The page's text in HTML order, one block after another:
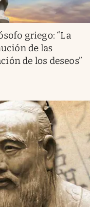
griego: “La
de las
de los deseos”